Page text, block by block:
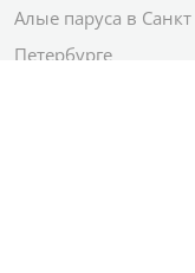
Алые паруса в Санкт
Петербурге